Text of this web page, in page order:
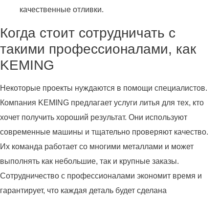
качественные отливки.
Когда стоит сотрудничать с
такими профессионалами, как
KEMING
Некоторые проекты нуждаются в помощи специалистов.
Компания KEMING предлагает услуги литья для тех, кто
хочет получить хороший результат. Они используют
современные машины и тщательно проверяют качество.
Их команда работает со многими металлами и может
выполнять как небольшие, так и крупные заказы.
Сотрудничество с профессионалами экономит время и
гарантирует, что каждая деталь будет сделана